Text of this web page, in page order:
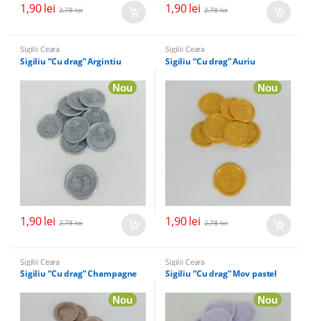
1,90lei 2,78lei 1,90lei 2,78lei
Sigilii Ceara
Sigiliu “Cu drag” Argintiu
Nou
1,90lei 2,78lei
Sigilii Ceara
Sigiliu “Cu drag” Auriu
Nou
1,90lei 2,78lei
Sigilii Ceara
Sigiliu “Cu drag” Champagne
Nou
Sigilii Ceara
Sigiliu “Cu drag” Mov pastel
Nou